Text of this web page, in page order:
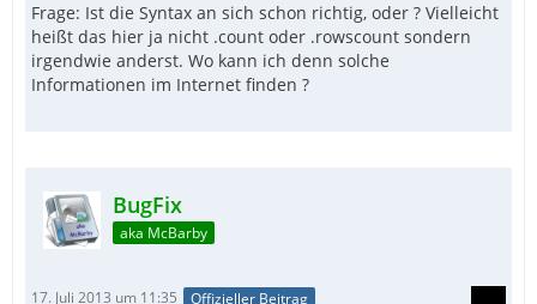
Frage: Ist die Syntax an sich schon richtig, oder ? Vielleicht
heißt das hier ja nicht .count oder .rowscount sondern
irgendwie anderst. Wo kann ich denn solche
Informationen im Internet finden ?
BugFix
aka McBarby
17. Juli 2013 um 11:35 Offizieller Beitrag